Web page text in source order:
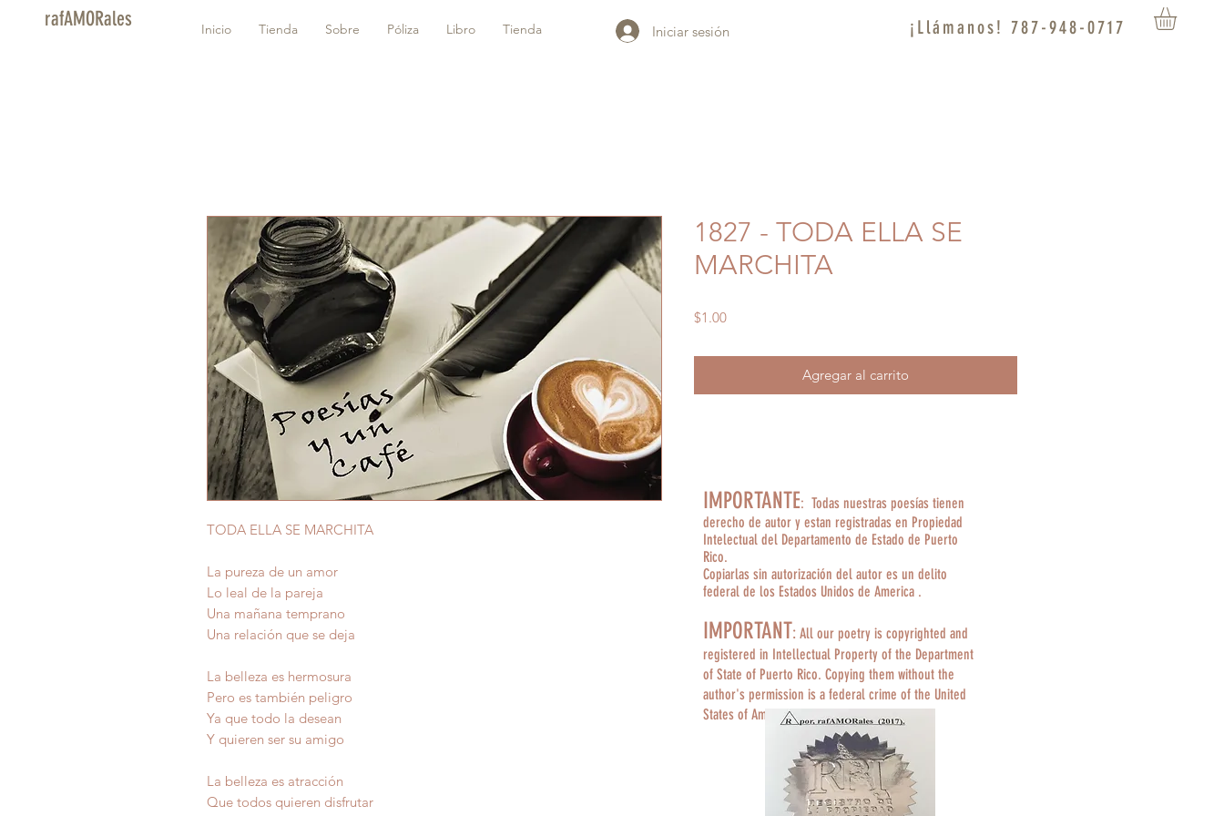
rafAMORales Inicio Tienda Sobre Póliza Libro Tienda Iniciar sesión ¡Llámanos! 787-948-0717
TODA ELLA SE MARCHITA
La pureza de un amor
Lo leal de la pareja
Una mañana temprano
Una relación que se deja
La belleza es hermosura
Pero es también peligro
Ya que todo la desean
Y quieren ser su amigo
La belleza es atracción
Que todos quieren disfrutar
1827 - TODA ELLA SE
MARCHITA
$1.00Precio
Agregar al carrito
IMPORTANTE: Todas nuestras poesías tienen
derecho de autor y estan registradas en Propiedad
Intelectual del Departamento de Estado de Puerto
Rico.
Copiarlas sin autorización del autor es un delito
federal de los Estados Unidos de America .
IMPORTANT: All our poetry is copyrighted and
registered in Intellectual Property of the Department
of State of Puerto Rico. Copying them without the
author's permission is a federal crime of the United
States of America.